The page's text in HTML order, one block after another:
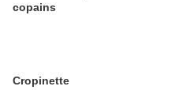
copains
Cropinette